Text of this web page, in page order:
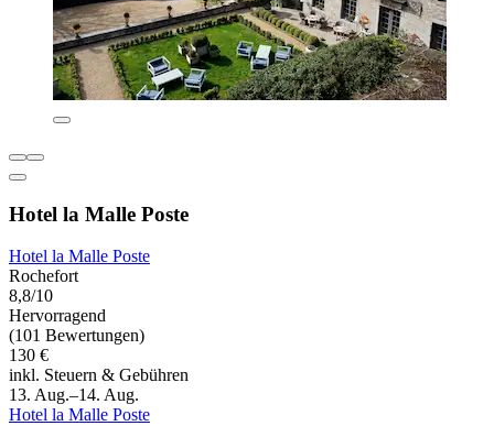
Hotel la Malle Poste
Hotel la Malle Poste
Rochefort
8,8/10
Hervorragend
(101 Bewertungen)
130 €
inkl. Steuern & Gebühren
13. Aug.–14. Aug.
Hotel la Malle Poste